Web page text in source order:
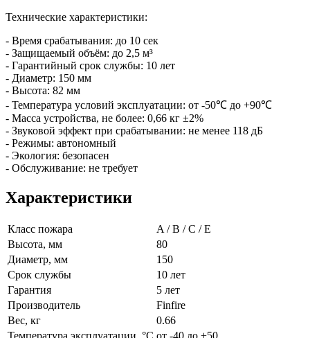
Технические характеристики:
- Время срабатывания: до 10 сек
- Защищаемый объём: до 2,5 м³
- Гарантийный срок службы: 10 лет
- Диаметр: 150 мм
- Высота: 82 мм
- Температура условий эксплуатации: от -50℃ до +90℃
- Масса устройства, не более: 0,66 кг ±2%
- Звуковой эффект при срабатывании: не менее 118 дБ
- Режимы: автономный
- Экология: безопасен
- Обслуживание: не требует
Характеристики
Класс пожара
A / B / C / E
Высота, мм
80
Диаметр, мм
150
Срок службы
10 лет
Гарантия
5 лет
Производитель
Finfire
Вес, кг
0.66
Температура эксплуатации, °C от -40 до +50